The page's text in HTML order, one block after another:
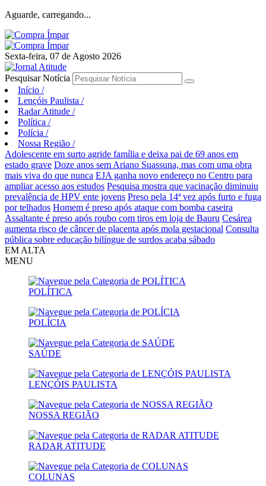
Aguarde, carregando...
Sexta-feira, 07 de Agosto 2026
Pesquisar Notícia
Início /
Lençóis Paulista /
Radar Atitude /
Política /
Polícia /
Nossa Região /
Adolescente em surto agride família e deixa pai de 69 anos em
estado grave Doze anos sem Ariano Suassuna, mas com uma obra
mais viva do que nunca EJA ganha novo endereço no Centro para
ampliar acesso aos estudos Pesquisa mostra que vacinação diminuiu
prevalência de HPV ente jovens Preso pela 14ª vez após furto e fuga
por telhados Homem é preso após ataque com bomba caseira
Assaltante é preso após roubo com tiros em loja de Bauru Cesárea
aumenta risco de câncer de placenta após mola gestacional Consulta
pública sobre educação bilíngue de surdos acaba sábado
EM ALTA
MENU
POLÍTICA
POLÍCIA
SAÚDE
LENÇÓIS PAULISTA
NOSSA REGIÃO
RADAR ATITUDE
COLUNAS